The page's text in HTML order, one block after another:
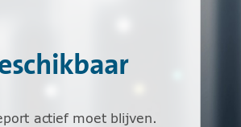
actief moet blijven.